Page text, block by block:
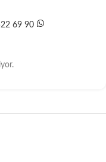
69 90